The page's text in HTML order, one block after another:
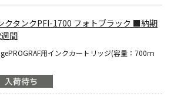
クタンクPFI-1700 フォトブラック ■納期
間
用インクカートリッジ(容量：700ｍ